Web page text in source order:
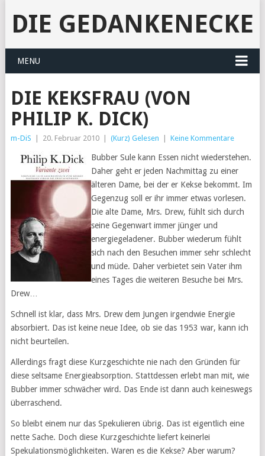
DIE GEDANKENECKE
MENU
DIE KEKSFRAU (VON
PHILIP K. DICK)
m-DiS 20. Februar 2010 (Kurz) Gelesen Keine Kommentare
Bubber Sule kann Essen nicht wiederstehen.
Daher geht er jeden Nachmittag zu einer
älteren Dame, bei der er Kekse bekommt. Im
Gegenzug soll er ihr immer etwas vorlesen.
Die alte Dame, Mrs. Drew, fühlt sich durch
seine Gegenwart immer jünger und
energiegeladener. Bubber wiederum fühlt
sich nach den Besuchen immer sehr schlecht
und müde. Daher verbietet sein Vater ihm
eines Tages die weiteren Besuche bei Mrs.
Drew…
Schnell ist klar, dass Mrs. Drew dem Jungen irgendwie Energie
absorbiert. Das ist keine neue Idee, ob sie das 1953 war, kann ich
nicht beurteilen.
Allerdings fragt diese Kurzgeschichte nie nach den Gründen für
diese seltsame Energieabsorption. Stattdessen erlebt man mit, wie
Bubber immer schwächer wird. Das Ende ist dann auch keineswegs
überraschend.
So bleibt einem nur das Spekulieren übrig. Das ist eigentlich eine
nette Sache. Doch diese Kurzgeschichte liefert keinerlei
Spekulationsmöglichkeiten. Waren es die Kekse? Aber warum?